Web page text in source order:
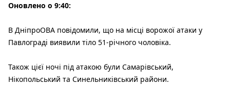
Оновлено о 9:40:
В ДніпроОВА повідомили, що на місці ворожої атаки у
Павлограді виявили тіло 51-річного чоловіка.
Також цієї ночі під атакою були Самарівський,
Нікопольський та Синельниківський райони.